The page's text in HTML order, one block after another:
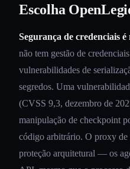
Escolha
Segurança de credenciais
não tem gestão de
vulnerabilidades de
segredos. Uma
(CVSS 9,3, dezembro de
manipulação de checkpoint
código arbitrário. O proxy
proteção arquitetural — os